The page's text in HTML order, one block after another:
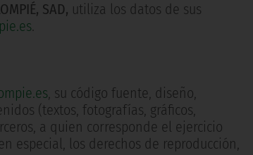
SAD, utiliza los datos de sus
.
, su código fuente, diseño,
(textos, fotografías, gráficos,
a quien corresponde el ejercicio
especial, los derechos de reproducción,